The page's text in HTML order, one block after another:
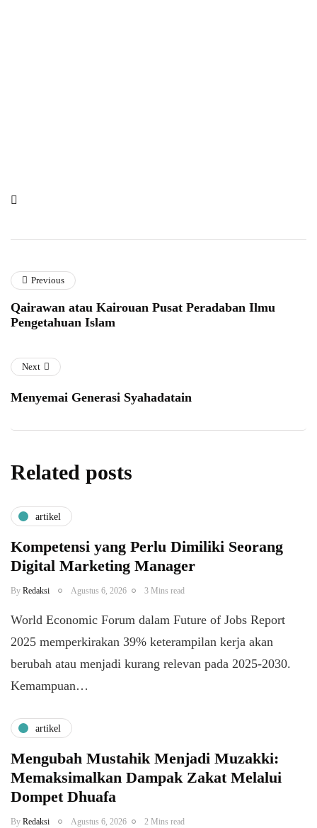
Previous
Qairawan atau Kairouan Pusat Peradaban Ilmu
Pengetahuan Islam
Next
Menyemai Generasi Syahadatain
Related posts
artikel
Kompetensi yang Perlu Dimiliki Seorang
Digital Marketing Manager
By Redaksi Agustus 6, 2026 3 Mins read
World Economic Forum dalam Future of Jobs Report
2025 memperkirakan 39% keterampilan kerja akan
berubah atau menjadi kurang relevan pada 2025-2030.
Kemampuan…
artikel
Mengubah Mustahik Menjadi Muzakki:
Memaksimalkan Dampak Zakat Melalui
Dompet Dhuafa
By Redaksi Agustus 6, 2026 2 Mins read